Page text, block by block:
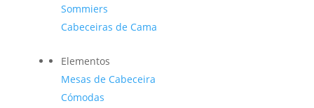
Sommiers
Cabeceiras de Cama
Elementos
Mesas de Cabeceira
Cómodas